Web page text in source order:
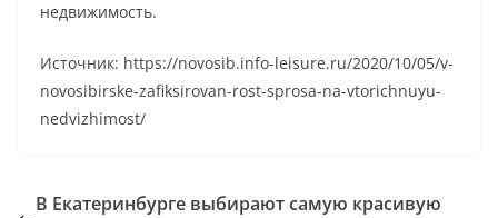
недвижимость.
Источник: https://novosib.info-leisure.ru/2020/10/05/v-
novosibirske-zafiksirovan-rost-sprosa-na-vtorichnuyu-
nedvizhimost/
В Екатеринбурге выбирают самую красивую